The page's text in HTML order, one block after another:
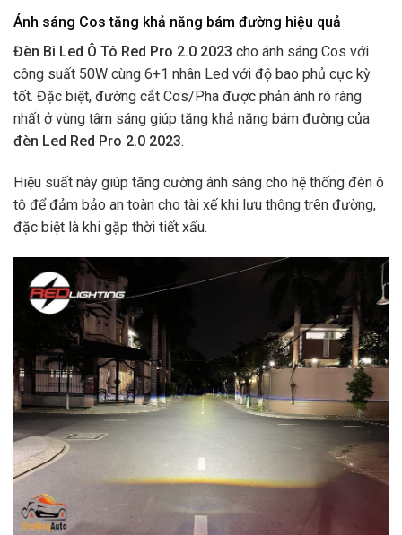
Ánh sáng Cos tăng khả năng bám đường hiệu quả
Đèn Bi Led Ô Tô Red Pro 2.0 2023 cho ánh sáng Cos với
công suất 50W cùng 6+1 nhân Led với độ bao phủ cực kỳ
tốt. Đặc biệt, đường cắt Cos/Pha được phản ánh rõ ràng
nhất ở vùng tâm sáng giúp tăng khả năng bám đường của
đèn Led Red Pro 2.0 2023.
Hiệu suất này giúp tăng cường ánh sáng cho hệ thống đèn ô
tô để đảm bảo an toàn cho tài xế khi lưu thông trên đường,
đặc biệt là khi gặp thời tiết xấu.